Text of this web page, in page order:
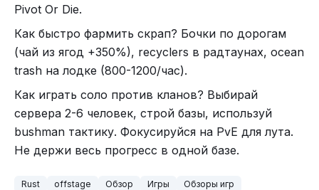
Pivot Or Die.
Как быстро фармить скрап? Бочки по дорогам
(чай из ягод +350%), recyclers в радтаунах, ocean
trash на лодке (800-1200/час).
Как играть соло против кланов? Выбирай
сервера 2-6 человек, строй базы, используй
bushman тактику. Фокусируйся на PvE для лута.
Не держи весь прогресс в одной базе.
Rust offstage Обзор Игры Обзоры игр